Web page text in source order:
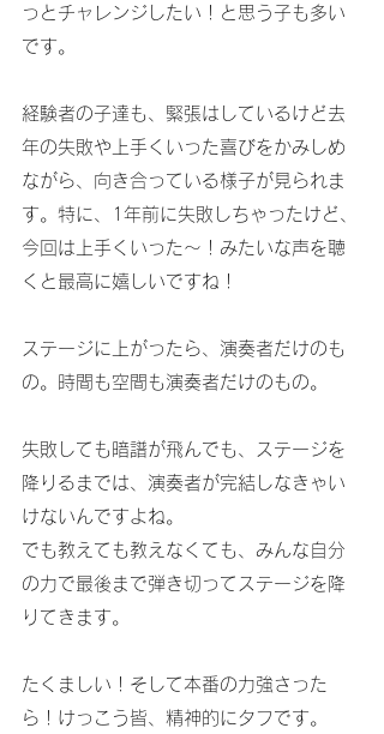
っとチャレンジしたい！と思う子も多い
です。
経験者の子達も、緊張はしているけど去
年の失敗や上手くいった喜びをかみしめ
ながら、向き合っている様子が見られま
す。特に、1年前に失敗しちゃったけど、
今回は上手くいった～！みたいな声を聴
くと最高に嬉しいですね！
ステージに上がったら、演奏者だけのも
の。時間も空間も演奏者だけのもの。
失敗しても暗譜が飛んでも、ステージを
降りるまでは、演奏者が完結しなきゃい
けないんですよね。
でも教えても教えなくても、みんな自分
の力で最後まで弾き切ってステージを降
りてきます。
たくましい！そして本番の力強さった
ら！けっこう皆、精神的にタフです。